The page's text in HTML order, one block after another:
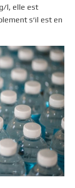
l, elle est
s’il est en